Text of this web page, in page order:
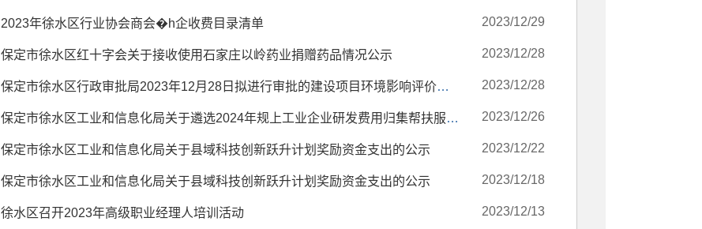
2023年徐水区行业协会商会�h企收费目录清单 2023/12/29
保定市徐水区红十字会关于接收使用石家庄以岭药业捐赠药品情况公示 2023/12/28
保定市徐水区行政审批局2023年12月28日拟进行审批的建设项目环境影响评价文件公示 2023/12/28
保定市徐水区工业和信息化局关于遴选2024年规上工业企业研发费用归集帮扶服务机构的通知 2023/12/26
保定市徐水区工业和信息化局关于县域科技创新跃升计划奖励资金支出的公示 2023/12/22
保定市徐水区工业和信息化局关于县域科技创新跃升计划奖励资金支出的公示 2023/12/18
徐水区召开2023年高级职业经理人培训活动 2023/12/13